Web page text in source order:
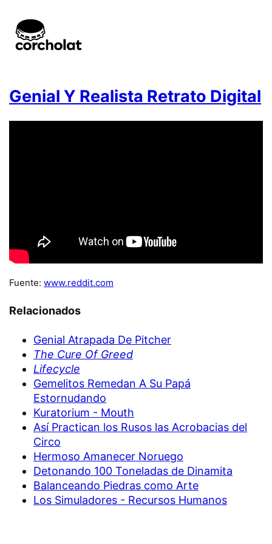
Genial Y Realista Retrato Digital
Fuente: www.reddit.com
Relacionados
Genial Atrapada De Pitcher
The Cure Of Greed
Lifecycle
Gemelitos Remedan A Su Papá
Estornudando
Kuratorium - Mouth
Así Practican los Rusos las Acrobacias del
Circo
Hermoso Amanecer Noruego
Detonando 100 Toneladas de Dinamita
Balanceando Piedras como Arte
Los Simuladores - Recursos Humanos